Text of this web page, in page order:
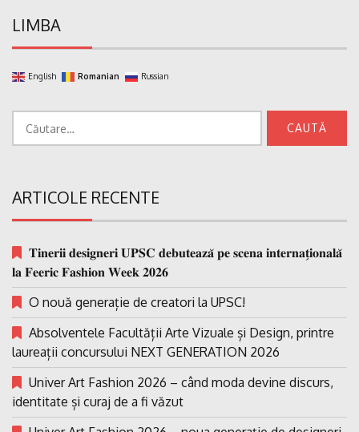
LIMBA
English Romanian Russian
ARTICOLE RECENTE
𝐓𝐢𝐧𝐞𝐫𝐢𝐢 𝐝𝐞𝐬𝐢𝐠𝐧𝐞𝐫𝐢 𝐔𝐏𝐒𝐂 𝐝𝐞𝐛𝐮𝐭𝐞𝐚𝐳𝐚̆ 𝐩𝐞 𝐬𝐜𝐞𝐧𝐚 𝐢𝐧𝐭𝐞𝐫𝐧𝐚𝐭̗𝐢𝐨𝐧𝐚𝐥𝐚̆
𝐥𝐚 𝐅𝐞𝐞𝐫𝐢𝐜 𝐅𝐚𝐬𝐡𝐢𝐨𝐧 𝐖𝐞𝐞𝐤 𝟐𝟎𝟐𝟔
O nouă generație de creatori la UPSC!
Absolventele Facultății Arte Vizuale și Design, printre
laureații concursului NEXT GENERATION 2026
Univer Art Fashion 2026 – când moda devine discurs,
identitate și curaj de a fi văzut